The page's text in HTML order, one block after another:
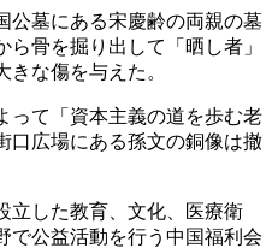
公墓にある宋慶齢の両親の墓
骨を掘り出して「晒し者」
な傷を与えた。
って「資本主義の道を歩む老
口広場にある孫文の銅像は撤
立した教育、文化、医療衛
公益活動を行う 中国福利会